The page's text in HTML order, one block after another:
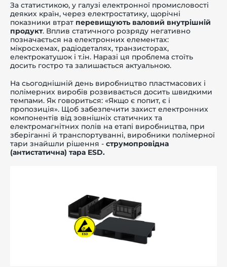
За статистикою, у галузі електронної промисловості
деяких країн, через електростатику, щорічні
показники втрат перевищують валовий внутрішній
продукт. Вплив статичного розряду негативно
позначається на електронних елементах:
мікросхемах, радіодеталях, транзисторах,
електрокатушок і т.ін. Наразі ця проблема стоїть
досить гостро та залишається актуальною.
На сьогоднішній день виробництво пластмасових і
полімерних виробів розвивається досить швидкими
темпами. Як говориться: «Якщо є попит, є і
пропозиція». Щоб забезпечити захист електронних
компонентів від зовнішніх статичних та
електромагнітних полів на етапі виробництва, при
зберіганні й транспортуванні, виробники полімерної
тари знайшли рішення - струмопровідна
(антистатична) тара ESD.